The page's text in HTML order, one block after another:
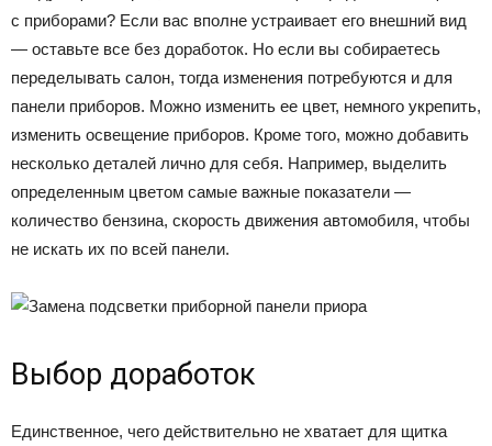
с приборами? Если вас вполне устраивает его внешний вид
— оставьте все без доработок. Но если вы собираетесь
переделывать салон, тогда изменения потребуются и для
панели приборов. Можно изменить ее цвет, немного укрепить,
изменить освещение приборов. Кроме того, можно добавить
несколько деталей лично для себя. Например, выделить
определенным цветом самые важные показатели —
количество бензина, скорость движения автомобиля, чтобы
не искать их по всей панели.
Выбор доработок
Единственное, чего действительно не хватает для щитка